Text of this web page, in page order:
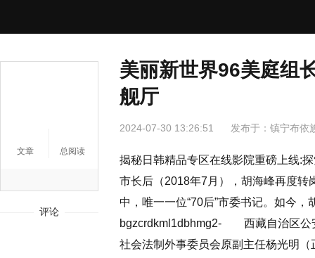
文章 总阅读
评论
美丽新世界96美庭组
舰厅
2024-07-30 13:26:51 发布于： 镇宁布依
揭秘日韩精品专区在线影院重磅上线
市长后（2018年7月），胡海峰再度转
中，唯一一位“70后”市委书记。如今
bgzcrdkml1dbhmg2- 西藏自治区公
社会法制外事委员会原副主任杨光明